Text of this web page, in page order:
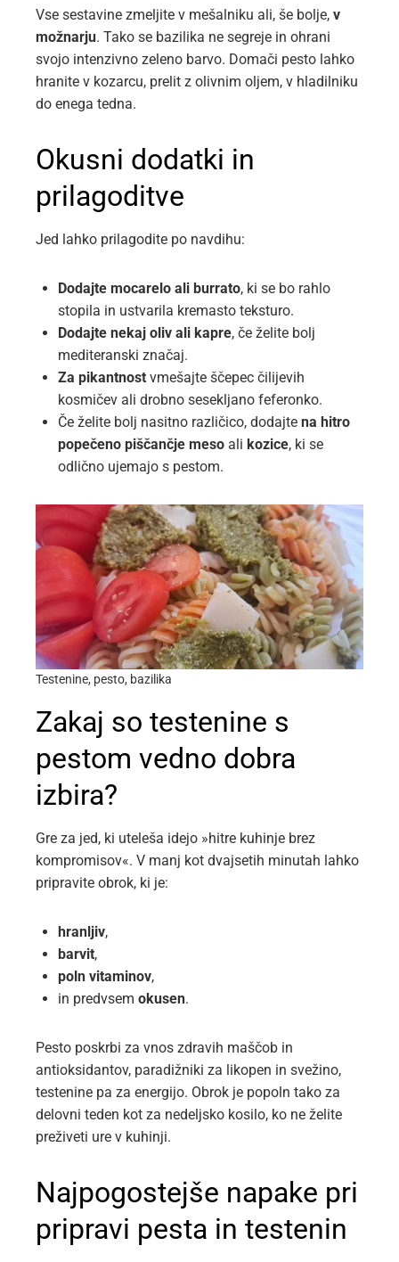
Vse sestavine zmeljite v mešalniku ali, še bolje, v
možnarju. Tako se bazilika ne segreje in ohrani
svojo intenzivno zeleno barvo. Domači pesto lahko
hranite v kozarcu, prelit z olivnim oljem, v hladilniku
do enega tedna.
Okusni dodatki in
prilagoditve
Jed lahko prilagodite po navdihu:
Dodajte mocarelo ali burrato, ki se bo rahlo
stopila in ustvarila kremasto teksturo.
Dodajte nekaj oliv ali kapre, če želite bolj
mediteranski značaj.
Za pikantnost vmešajte ščepec čilijevih
kosmičev ali drobno sesekljano feferonko.
Če želite bolj nasitno različico, dodajte na hitro
popečeno piščančje meso ali kozice, ki se
odlično ujemajo s pestom.
Testenine, pesto, bazilika
Zakaj so testenine s
pestom vedno dobra
izbira?
Gre za jed, ki uteleša idejo »hitre kuhinje brez
kompromisov«. V manj kot dvajsetih minutah lahko
pripravite obrok, ki je:
hranljiv,
barvit,
poln vitaminov,
in predvsem okusen.
Pesto poskrbi za vnos zdravih maščob in
antioksidantov, paradižniki za likopen in svežino,
testenine pa za energijo. Obrok je popoln tako za
delovni teden kot za nedeljsko kosilo, ko ne želite
preživeti ure v kuhinji.
Najpogostejše napake pri
pripravi pesta in testenin